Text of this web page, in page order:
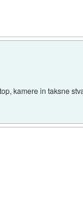
kamere in taksne